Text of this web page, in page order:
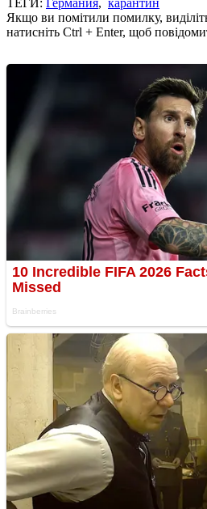
Якщо ви помітили помилку,
натисніть Ctrl + Enter, щоб